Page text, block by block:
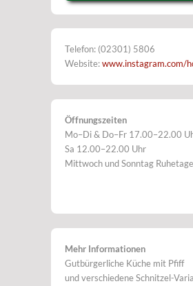
Telefon: (02301) 5806
Website:www.instagram.com/
Öffnungszeiten
Mo–Di & Do–Fr 17.00–22.00
Sa 12.00–22.00 Uhr
Mittwoch und Sonntag Ruhetage
Mehr Informationen
Gutbürgerliche Küche mit Pfiff
und verschiedene Schnitzel-